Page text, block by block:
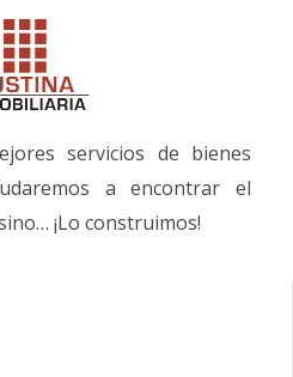
servicios de bienes
a encontrar el
¡Lo construimos!